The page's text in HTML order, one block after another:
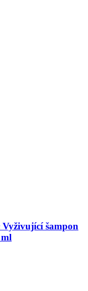
Vyživující šampon